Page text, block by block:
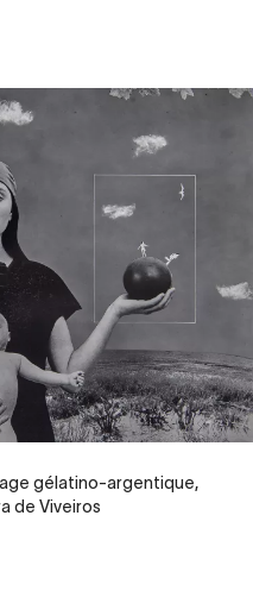
gélatino-argentique,
de Viveiros